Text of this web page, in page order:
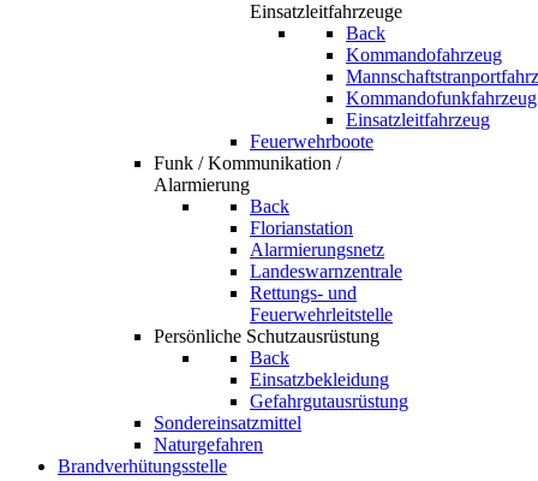
Einsatzleitfahrzeuge
Back
Kommandofahrzeug
Kommandofunkfahrzeug
Einsatzleitfahrzeug
Feuerwehrboote
Funk / Kommunikation /
Alarmierung
Back
Florianstation
Alarmierungsnetz
Landeswarnzentrale
Rettungs- und
Feuerwehrleitstelle
Persönliche Schutzausrüstung
Back
Einsatzbekleidung
Gefahrgutausrüstung
Sondereinsatzmittel
Naturgefahren
Brandverhütungsstelle